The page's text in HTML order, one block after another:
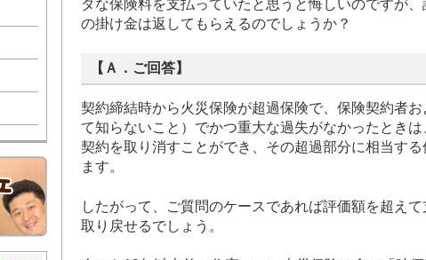
ダな保険料を支払っていたと思うと悔しいのですが
の掛け金は返してもらえるのでしょうか？
【Ａ．ご回答】
契約締結時から火災保険が超過保険で、保険契約者
て知らないこと）でかつ重大な過失がなかったとき
契約を取り消すことができ、その超過部分に相当す
ます。
したがって、ご質問のケースであれば評価額を超え
取り戻せるでしょう。